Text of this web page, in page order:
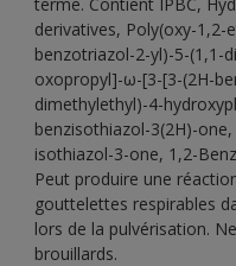
derivatives, Poly(oxy-1,2-
benzotriazol-2-yl)-5-(1,1-
oxopropyl]-ω-[3-[3-(2H-
dimethylethyl)-4-
benzisothiazol-3(2H)-
isothiazol-3-one, 1,2-
Peut produire une
gouttelettes respirables
lors de la pulvérisation.
brouillards.